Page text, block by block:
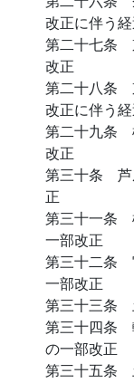
改正に伴う
第二十七条
改正
第二十八条
改正に伴う
第二十九条
改正
第三十条 芦
正
第三十一条
一部改正
第三十二条
一部改正
第三十三条
第三十四条
の一部改正
第三十五条